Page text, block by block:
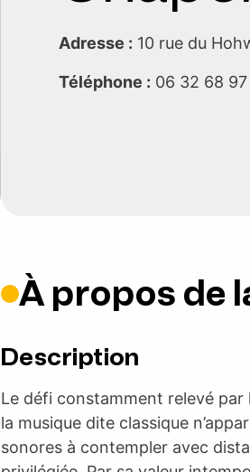
Adresse : 10 rue du
Téléphone : 06 32 68
À propos de
Description
Le défi constamment relevé
la musique dite classique
sonores à contempler avec